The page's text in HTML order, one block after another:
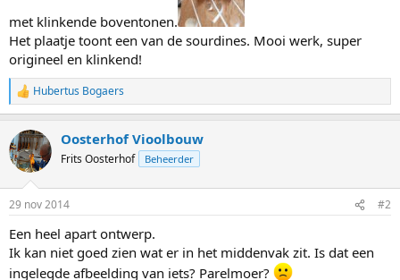
met klinkende boventonen.
Het plaatje toont een van de sourdines. Mooi werk, super
origineel en klinkend!
W
a
r
d
e
n
e
n
:
Hubertus Bogaers
Oosterhof Vioolbouw
Frits Oosterhof Beheerder
29 nov 2014 #2
Een heel apart ontwerp.
Ik kan niet goed zien wat er in het middenvak zit. Is dat een
ingelegde afbeelding van iets? Parelmoer?